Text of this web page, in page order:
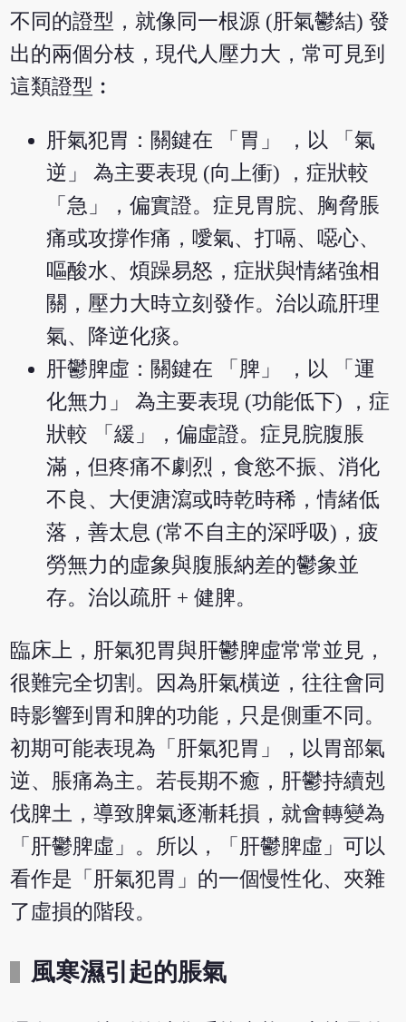
不同的證型，就像同一根源 (肝氣鬱結) 發
出的兩個分枝，現代人壓力大，常可見到
這類證型︰
肝氣犯胃：關鍵在 「胃」 ，以 「氣
逆」 為主要表現 (向上衝) ，症狀較
「急」，偏實證。症見胃脘、胸脅脹
痛或攻撐作痛，噯氣、打嗝、噁心、
嘔酸水、煩躁易怒，症狀與情緒強相
關，壓力大時立刻發作。治以疏肝理
氣、降逆化痰。
肝鬱脾虛：關鍵在 「脾」 ，以 「運
化無力」 為主要表現 (功能低下) ，症
狀較 「緩」，偏虛證。症見脘腹脹
滿，但疼痛不劇烈，食慾不振、消化
不良、大便溏瀉或時乾時稀，情緒低
落，善太息 (常不自主的深呼吸)，疲
勞無力的虛象與腹脹納差的鬱象並
存。治以疏肝 + 健脾。
臨床上，肝氣犯胃與肝鬱脾虛常常並見，
很難完全切割。因為肝氣橫逆，往往會同
時影響到胃和脾的功能，只是側重不同。
初期可能表現為「肝氣犯胃」，以胃部氣
逆、脹痛為主。若長期不癒，肝鬱持續剋
伐脾土，導致脾氣逐漸耗損，就會轉變為
「肝鬱脾虛」。所以，「肝鬱脾虛」可以
看作是「肝氣犯胃」的一個慢性化、夾雜
了虛損的階段。
風寒濕引起的脹氣